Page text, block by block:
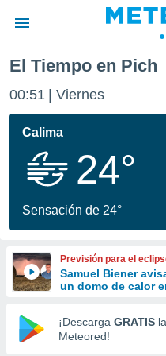
de
por
que se
calidad.
a este
las
y
forma
digital
basada
El Tiempo en Pich
00:51 Viernes
Calima
24°
Sensación de 24°
Previsión para el
Samuel Biener
un domo de calor
¡Descarga GRATIS
Meteored!